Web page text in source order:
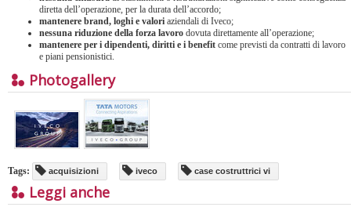
diretta dell’operazione, per la durata dell’accordo;
mantenere brand, loghi e valori aziendali di Iveco;
nessuna riduzione della forza lavoro dovuta direttamente all’operazione;
mantenere per i dipendenti, diritti e i benefit come previsti da contratti di lavoro
e piani pensionistici.
Photogallery
Tags: acquisizioni iveco case costruttrici vi
Leggi anche